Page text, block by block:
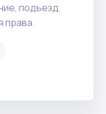
подъезд,
права.